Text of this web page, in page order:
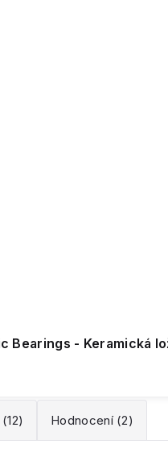
Bearings - Keramická
Hodnocení (2)